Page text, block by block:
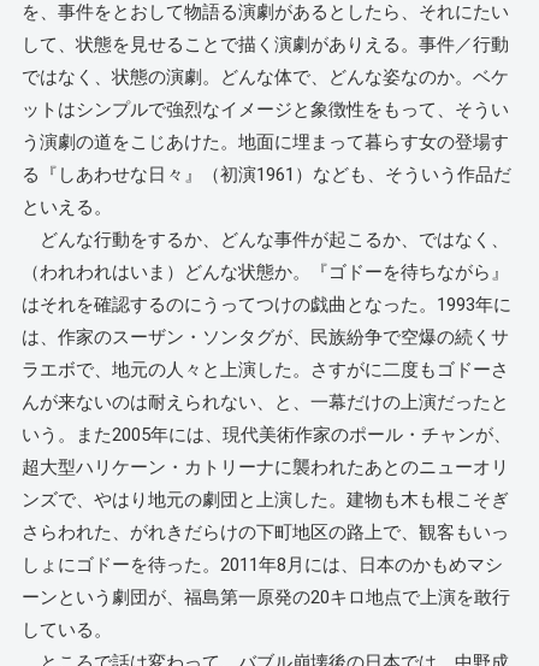
を、事件をとおして物語る演劇があるとしたら、それにたい
して、状態を見せることで描く演劇がありえる。事件／行動
ではなく、状態の演劇。どんな体で、どんな姿なのか。ベケ
ットはシンプルで強烈なイメージと象徴性をもって、そうい
う演劇の道をこじあけた。地面に埋まって暮らす女の登場す
る『しあわせな日々』（初演1961）なども、そういう作品だ
といえる。
どんな行動をするか、どんな事件が起こるか、ではなく、
（われわれはいま）どんな状態か。『ゴドーを待ちながら』
はそれを確認するのにうってつけの戯曲となった。1993年に
は、作家のスーザン・ソンタグが、民族紛争で空爆の続くサ
ラエボで、地元の人々と上演した。さすがに二度もゴドーさ
んが来ないのは耐えられない、と、一幕だけの上演だったと
いう。また2005年には、現代美術作家のポール・チャンが、
超大型ハリケーン・カトリーナに襲われたあとのニューオリ
ンズで、やはり地元の劇団と上演した。建物も木も根こそぎ
さらわれた、がれきだらけの下町地区の路上で、観客もいっ
しょにゴドーを待った。2011年8月には、日本のかもめマシ
ーンという劇団が、福島第一原発の20キロ地点で上演を敢行
している。